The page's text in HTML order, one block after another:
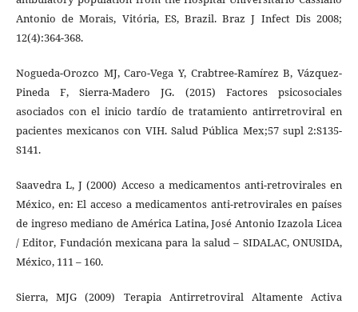
Antonio de Morais, Vitória, ES, Brazil. Braz J Infect Dis 2008;
12(4):364-368.
Nogueda-Orozco MJ, Caro-Vega Y, Crabtree-Ramírez B, Vázquez-
Pineda F, Sierra-Madero JG. (2015) Factores psicosociales
asociados con el inicio tardío de tratamiento antirretroviral en
pacientes mexicanos con VIH. Salud Pública Mex;57 supl 2:S135-
S141.
Saavedra L, J (2000) Acceso a medicamentos anti-retrovirales en
México, en: El acceso a medicamentos anti-retrovirales en países
de ingreso mediano de América Latina, José Antonio Izazola Licea
/ Editor, Fundación mexicana para la salud – SIDALAC, ONUSIDA,
México, 111 – 160.
Sierra, MJG (2009) Terapia Antirretroviral Altamente Activa